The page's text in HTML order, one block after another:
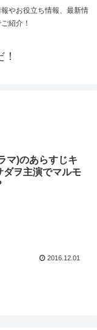
やお役立ち情報、最新情
紹介！
マ)のあらすじキ
ダヲ主演でマルモ
2016.12.01